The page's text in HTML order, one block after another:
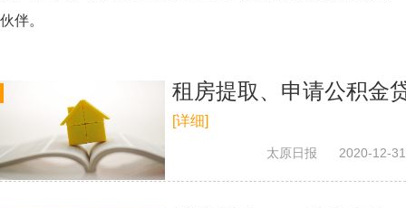
伙伴。
租房提取、申请公积金
[详细]
太原日报 2020-12-31